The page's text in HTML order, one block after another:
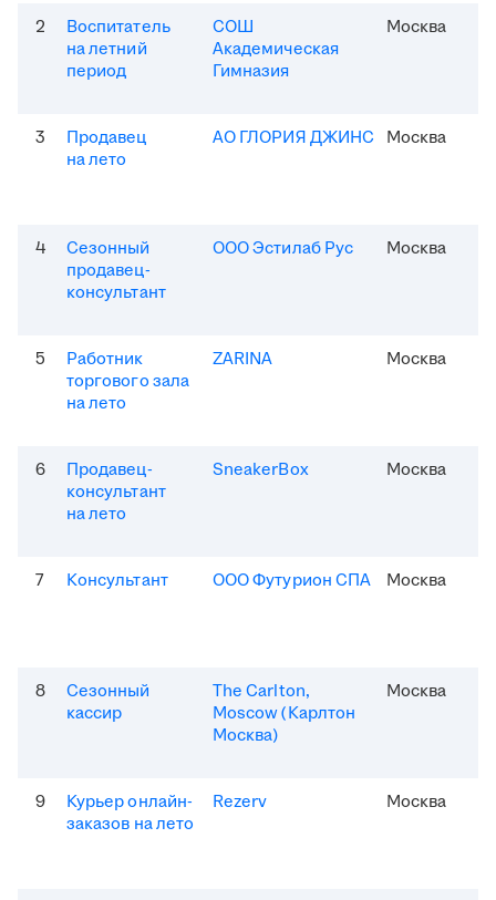
2
Воспитатель
на летний
период
СОШ
Академическая
Гимназия
Москва
3
Продавец
на лето
АО ГЛОРИЯ ДЖИНС Москва
4
Сезонный
продавец-
консультант
ООО Эстилаб Рус Москва
5
Работник
торгового зала
на лето
ZARINA Москва
6
Продавец-
консультант
на лето
SneakerBox Москва
7 Консультант ООО Футурион СПА Москва
8
Сезонный
кассир
The Carlton,
Moscow (Карлтон
Москва)
Москва
9
Курьер онлайн-
заказов на лето
Rezerv Москва